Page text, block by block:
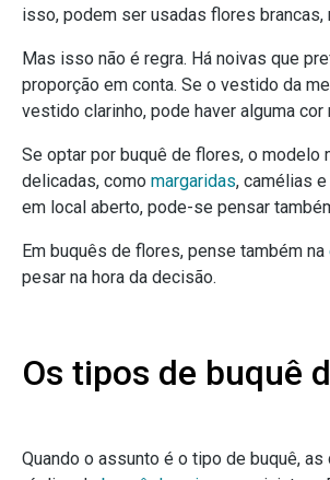
isso, podem ser usadas flores brancas,
Mas isso não é regra. Há noivas que
proporção em conta. Se o vestido da
vestido clarinho, pode haver alguma cor
Se optar por buquê de flores, o modelo
delicadas, como margaridas, camélias
em local aberto, pode-se pensar
Em buquês de flores, pense também na
pesar na hora da decisão.
Os tipos de buquê
Quando o assunto é o tipo de buquê,